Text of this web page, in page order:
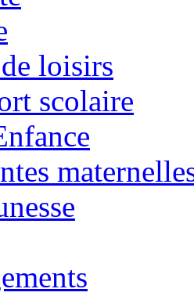
loisirs
scolaire